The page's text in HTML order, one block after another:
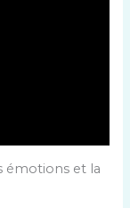
émotions et la